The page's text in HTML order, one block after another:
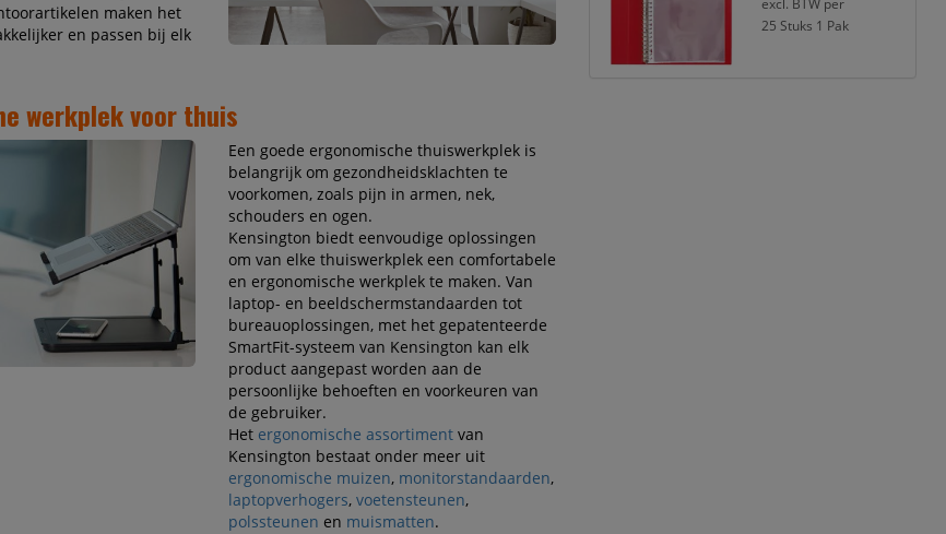
maken het
en passen bij elk
werkplek voor thuis
Een goede ergonomische thuiswerkplek is
belangrijk om gezondheidsklachten te
voorkomen, zoals pijn in armen, nek,
schouders en ogen.
Kensington biedt eenvoudige oplossingen
om van elke thuiswerkplek een comfortabele
en ergonomische werkplek te maken. Van
laptop- en beeldschermstandaarden tot
bureauoplossingen, met het gepatenteerde
SmartFit-systeem van Kensington kan elk
product aangepast worden aan de
persoonlijke behoeften en voorkeuren van
de gebruiker.
Hetergonomische assortimentvan
Kensington bestaat onder meer uit
ergonomische muizen, monitorstandaarden,
laptopverhogers, voetensteunen,
polssteunen en muismatten.
excl. BTW per
25 Stuks 1 Pak